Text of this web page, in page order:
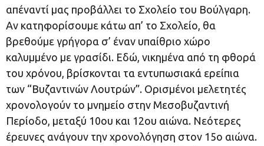
απέναντί μας προβάλλει το Σχολείο του Βούλγαρη.
Αν κατηφορίσουμε κάτω απ’ το Σχολείο, θα
βρεθούμε γρήγορα σ’ έναν υπαίθριο χώρο
καλυμμένο με γρασίδι. Εδώ, νικημένα από τη φθορά
του χρόνου, βρίσκονται τα εντυπωσιακά ερείπια
των “Βυζαντινών Λουτρών”. Ορισμένοι μελετητές
χρονολογούν το μνημείο στην Μεσοβυζαντινή
Περίοδο, μεταξύ 10ου και 12ου αιώνα. Νεότερες
έρευνες ανάγουν την χρονολόγηση στον 15ο αιώνα.